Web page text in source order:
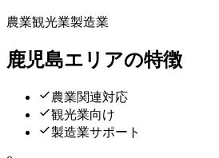
農業観光業製造業
鹿児島エリアの特徴
農業関連対応
観光業向け
製造業サポート